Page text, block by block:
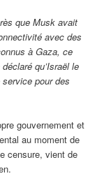
que Musk avait
avec des
à Gaza, ce
qu’Israël le
pour des
gouvernement et
au moment de
censure, vient de